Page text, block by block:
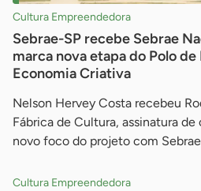
Cultura Empreendedora
Sebrae-SP recebe Sebrae
marca nova etapa do Polo
Economia Criativa
Nelson Hervey Costa recebeu
Fábrica de Cultura, assinatura
novo foco do projeto com
Cultura Empreendedora